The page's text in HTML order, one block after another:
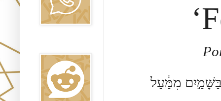
בַּשָּׁמַ֣יִם מִמַּ֔עַל